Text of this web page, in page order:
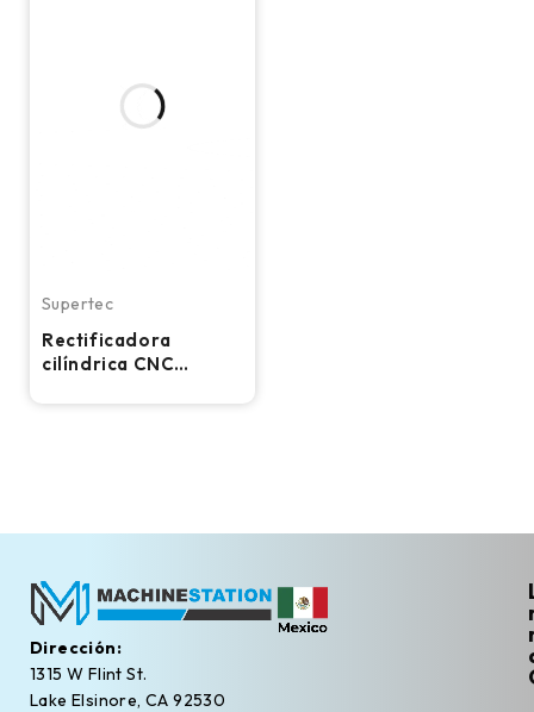
Supertec
Rectificadora
cilíndrica CNC
Dirección:
1315 W Flint St.
Lake Elsinore, CA 92530